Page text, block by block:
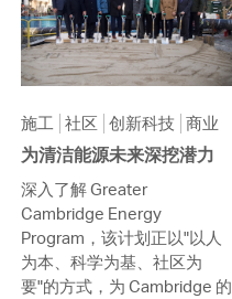
施工 社区 创新科技 商业
为清洁能源未来深挖潜力
深入了解 Greater
Cambridge Energy
Program，该计划正以"以人
为本、科学为基、社区为
要"的方式，为 Cambridge 的